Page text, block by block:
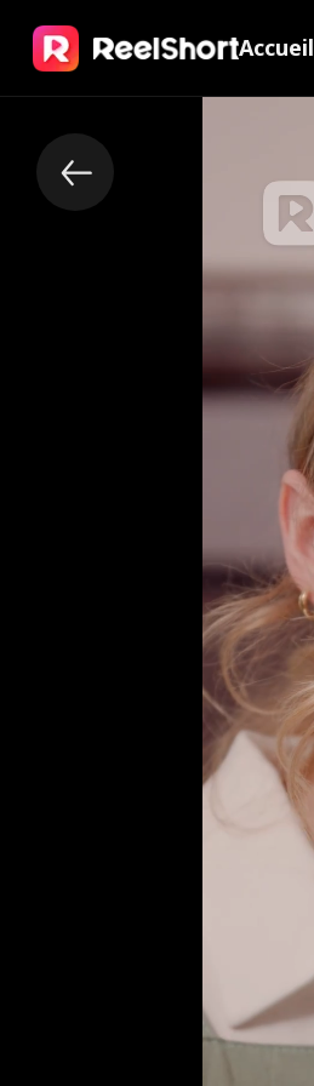
Accueil